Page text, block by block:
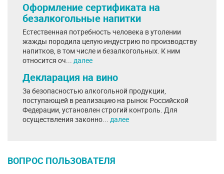
Оформление сертификата на
безалкогольные напитки
Естественная потребность человека в утолении
жажды породила целую индустрию по производству
напитков, в том числе и безалкогольных. К ним
относится оч... далее
Декларация на вино
За безопасностью алкогольной продукции,
поступающей в реализацию на рынок Российской
Федерации, установлен строгий контроль. Для
осуществления законно... далее
ВОПРОС ПОЛЬЗОВАТЕЛЯ